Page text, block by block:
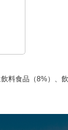
料食品（8%）、